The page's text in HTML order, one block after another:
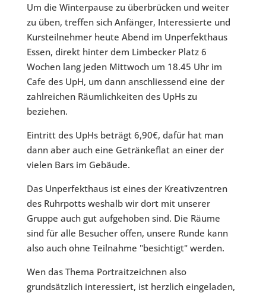
Um die Winterpause zu überbrücken und weiter
zu üben, treffen sich Anfänger, Interessierte und
Kursteilnehmer heute Abend im Unperfekthaus
Essen, direkt hinter dem Limbecker Platz 6
Wochen lang jeden Mittwoch um 18.45 Uhr im
Cafe des UpH, um dann anschliessend eine der
zahlreichen Räumlichkeiten des UpHs zu
beziehen.
Eintritt des UpHs beträgt 6,90€, dafür hat man
dann aber auch eine Getränkeflat an einer der
vielen Bars im Gebäude.
Das Unperfekthaus ist eines der Kreativzentren
des Ruhrpotts weshalb wir dort mit unserer
Gruppe auch gut aufgehoben sind. Die Räume
sind für alle Besucher offen, unsere Runde kann
also auch ohne Teilnahme "besichtigt" werden.
Wen das Thema Portraitzeichnen also
grundsätzlich interessiert, ist herzlich eingeladen,